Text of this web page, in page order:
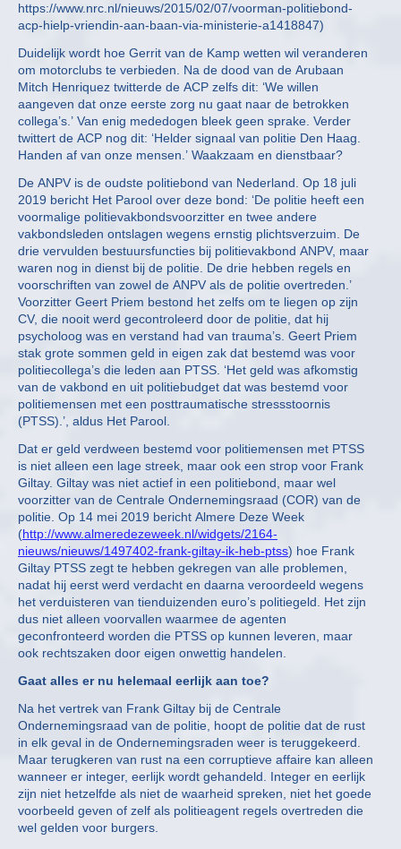
https://www.nrc.nl/nieuws/2015/02/07/voorman-politiebond-
acp-hielp-vriendin-aan-baan-via-ministerie-a1418847)
Duidelijk wordt hoe Gerrit van de Kamp wetten wil veranderen
om motorclubs te verbieden. Na de dood van de Arubaan
Mitch Henriquez twitterde de ACP zelfs dit: ‘We willen
aangeven dat onze eerste zorg nu gaat naar de betrokken
collega’s.’ Van enig mededogen bleek geen sprake. Verder
twittert de ACP nog dit: ‘Helder signaal van politie Den Haag.
Handen af van onze mensen.’ Waakzaam en dienstbaar?
De ANPV is de oudste politiebond van Nederland. Op 18 juli
2019 bericht Het Parool over deze bond: ‘De politie heeft een
voormalige politievakbondsvoorzitter en twee andere
vakbondsleden ontslagen wegens ernstig plichtsverzuim. De
drie vervulden bestuursfuncties bij politievakbond ANPV, maar
waren nog in dienst bij de politie. De drie hebben regels en
voorschriften van zowel de ANPV als de politie overtreden.’
Voorzitter Geert Priem bestond het zelfs om te liegen op zijn
CV, die nooit werd gecontroleerd door de politie, dat hij
psycholoog was en verstand had van trauma’s. Geert Priem
stak grote sommen geld in eigen zak dat bestemd was voor
politiecollega’s die leden aan PTSS. ‘Het geld was afkomstig
van de vakbond en uit politiebudget dat was bestemd voor
politiemensen met een posttraumatische stressstoornis
(PTSS).’, aldus Het Parool.
Dat er geld verdween bestemd voor politiemensen met PTSS
is niet alleen een lage streek, maar ook een strop voor Frank
Giltay. Giltay was niet actief in een politiebond, maar wel
voorzitter van de Centrale Ondernemingsraad (COR) van de
politie. Op 14 mei 2019 bericht Almere Deze Week
(http://www.almeredezeweek.nl/widgets/2164-
nieuws/nieuws/1497402-frank-giltay-ik-heb-ptss) hoe Frank
Giltay PTSS zegt te hebben gekregen van alle problemen,
nadat hij eerst werd verdacht en daarna veroordeeld wegens
het verduisteren van tienduizenden euro’s politiegeld. Het zijn
dus niet alleen voorvallen waarmee de agenten
geconfronteerd worden die PTSS op kunnen leveren, maar
ook rechtszaken door eigen onwettig handelen.
Gaat alles er nu helemaal eerlijk aan toe?
Na het vertrek van Frank Giltay bij de Centrale
Ondernemingsraad van de politie, hoopt de politie dat de rust
in elk geval in de Ondernemingsraden weer is teruggekeerd.
Maar terugkeren van rust na een corruptieve affaire kan alleen
wanneer er integer, eerlijk wordt gehandeld. Integer en eerlijk
zijn niet hetzelfde als niet de waarheid spreken, niet het goede
voorbeeld geven of zelf als politieagent regels overtreden die
wel gelden voor burgers.